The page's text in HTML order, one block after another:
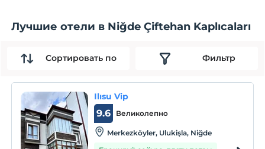
Лучшие отели в Niğde Çiftehan Kaplıcaları
Сортировать по Фильтр
Ilısu Vip
Великолепно
9.6
Merkezköyler, Ulukişla, Niğde